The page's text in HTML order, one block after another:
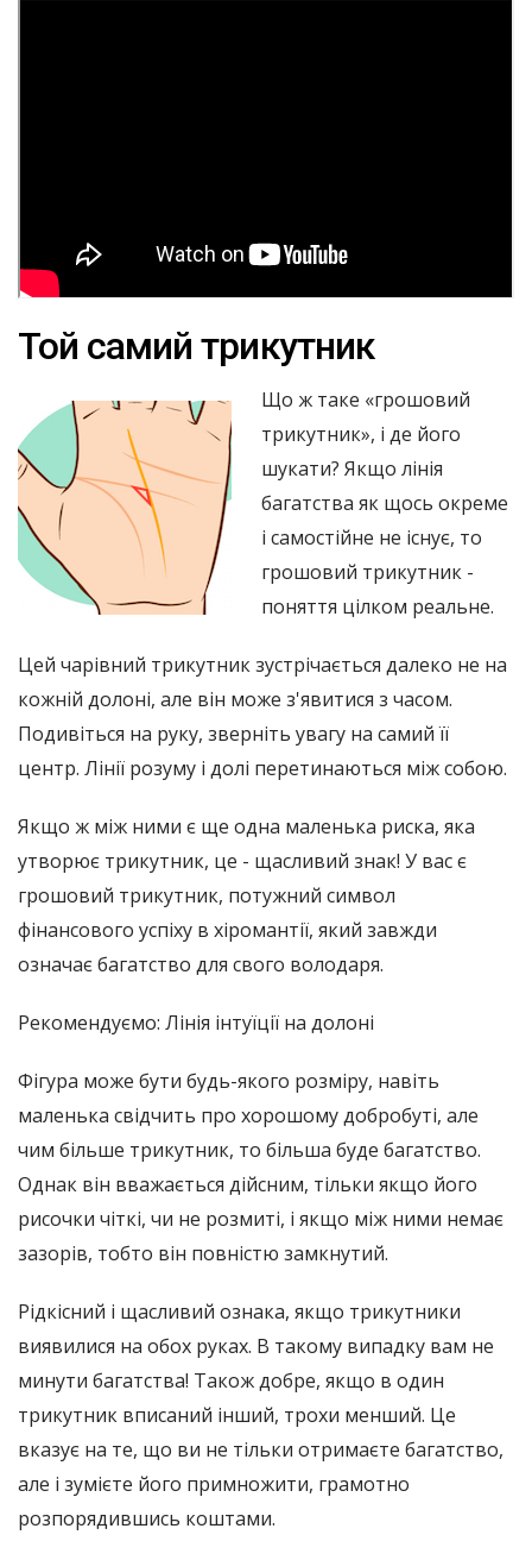
Той самий трикутник
Що ж таке «грошовий
трикутник», і де його
шукати? Якщо лінія
багатства як щось окреме
і самостійне не існує, то
грошовий трикутник -
поняття цілком реальне.
Цей чарівний трикутник зустрічається далеко не на
кожній долоні, але він може з'явитися з часом.
Подивіться на руку, зверніть увагу на самий її
центр. Лінії розуму і долі перетинаються між собою.
Якщо ж між ними є ще одна маленька риска, яка
утворює трикутник, це - щасливий знак! У вас є
грошовий трикутник, потужний символ
фінансового успіху в хіромантії, який завжди
означає багатство для свого володаря.
Рекомендуємо: Лінія інтуїції на долоні
Фігура може бути будь-якого розміру, навіть
маленька свідчить про хорошому добробуті, але
чим більше трикутник, то більша буде багатство.
Однак він вважається дійсним, тільки якщо його
рисочки чіткі, чи не розмиті, і якщо між ними немає
зазорів, тобто він повністю замкнутий.
Рідкісний і щасливий ознака, якщо трикутники
виявилися на обох руках. В такому випадку вам не
минути багатства! Також добре, якщо в один
трикутник вписаний інший, трохи менший. Це
вказує на те, що ви не тільки отримаєте багатство,
але і зумієте його примножити, грамотно
розпорядившись коштами.